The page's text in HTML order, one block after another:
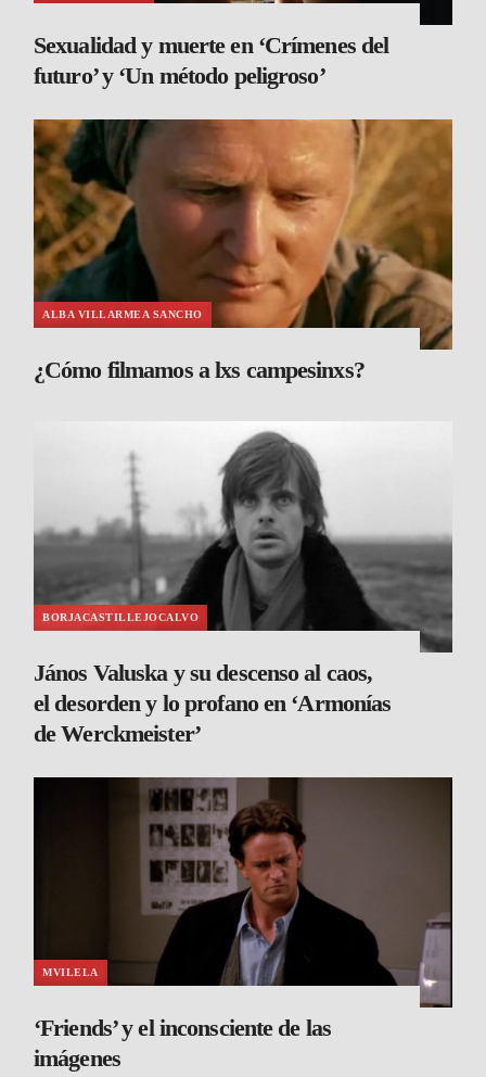
Sexualidad y muerte en ‘Crímenes del
futuro’ y ‘Un método peligroso’
ALBA VILLARMEA SANCHO
¿Cómo filmamos a lxs campesinxs?
BORJACASTILLEJOCALVO
János Valuska y su descenso al caos,
el desorden y lo profano en ‘Armonías
de Werckmeister’
MVILELA
‘Friends’ y el inconsciente de las
imágenes